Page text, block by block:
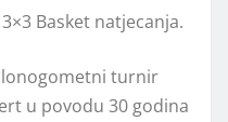
Basket natjecanja.
turnir
u povodu 30 godina